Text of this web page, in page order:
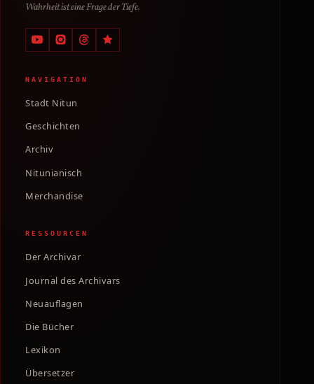
Wahrheit ist eine Frage der Tiefe.
NAVIGATION
Stadt Nitun
Geschichten
Archiv
Nitunianisch
Merchandise
RESSOURCEN
Der Archivar
Journal des Archivars
Neuauflagen
Die Bücher
Lexikon
Übersetzer